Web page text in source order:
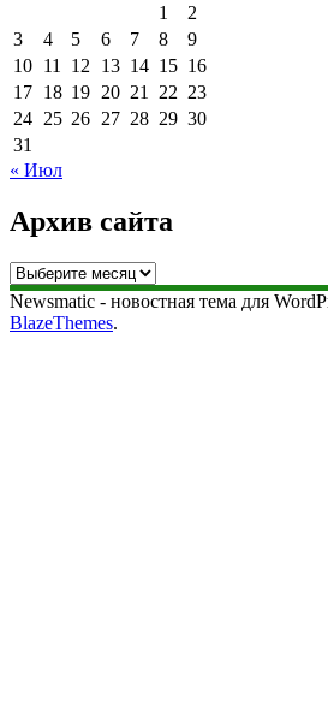
1
2
3
4 5 6 7 8
9
10 11 12 13 14 15 16
17 18 19 20 21 22 23
24 25 26 27 28 29 30
31
« Июл
Архив сайта
Архив
сайта
Newsmatic - новостная тема для
BlazeThemes.